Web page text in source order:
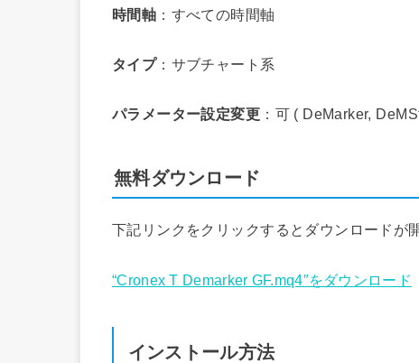
時間軸 ：すべての時間軸
タイプ：サブチャート系
パラメーター設定変更 ：可 ( DeMarker,
無料ダウンロード
下記リンクをクリックするとダウンロードが
“Cronex T Demarker GF.mq4″をダウンロード
インストール方法